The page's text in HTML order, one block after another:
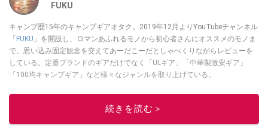
FUKU
キャンプ歴15年のキャンプギアオタク。2019年12月よりYouTubeチャンネル
「FUKU 」を開設し、ロマンあふれるモノから初心者さんにオススメのモノま
で、思い込み固定観念を交えてあーだこーだとしゃべくりながらレビューを
している。定番ブランドのギアだけでなく「ULギア」「中華製激安ギア」
「100均キャンプギア」など様々なジャンルを取り上げている。
このイチオシストの他の記事を読む
続きを読む＞